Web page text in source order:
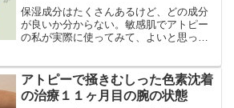
保湿成分はたくさんあるけど、どの成分
が良いか分からない。敏感肌でアトピー
の私が実際に使ってみて、よいと思った
アトピーで掻きむしった色素沈着
の治療１１ヶ月目の腕の状態